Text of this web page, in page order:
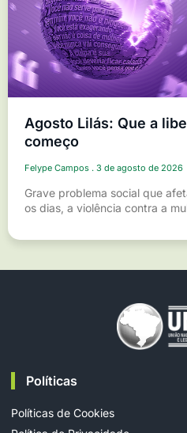
Agosto Lilás: Que a
começo
Felype Campos 3 de agosto de 2026
Grave problema social que
os dias, a violência contra a
Políticas
Políticas de Cookies